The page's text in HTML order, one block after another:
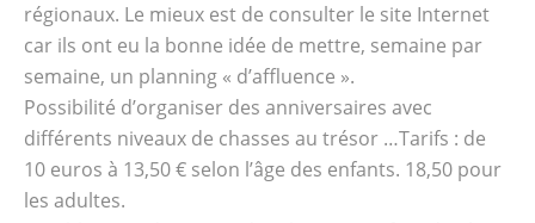
régionaux. Le mieux est de consulter le site Internet
car ils ont eu la bonne idée de mettre, semaine par
semaine, un planning « d’affluence ».
Possibilité d’organiser des anniversaires avec
différents niveaux de chasses au trésor …Tarifs : de
10 euros à 13,50 € selon l’âge des enfants. 18,50 pour
les adultes.